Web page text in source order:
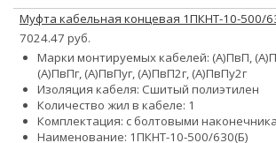
Муфта кабельная концевая 1ПКНТ-10-500/
7024.47 руб.
Марки монтируемых кабелей: (А)ПвП,
(А)ПвПг, (А)ПвПуг, (А)ПвП2г, (А)ПвПу2г
Изоляция кабеля: Сшитый полиэтилен
Количество жил в кабеле: 1
Комплектация: с болтовыми
Наименование: 1ПКНТ-10-500/630(Б)